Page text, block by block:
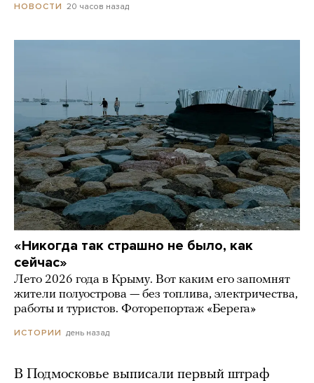
НОВОСТИ 20 часов назад
«Никогда так страшно не было, как
сейчас»
Лето 2026 года в Крыму. Вот каким его запомнят
жители полуострова — без топлива, электричества,
работы и туристов. Фоторепортаж «Берега»
ИСТОРИИ день назад
В Подмосковье выписали первый штраф